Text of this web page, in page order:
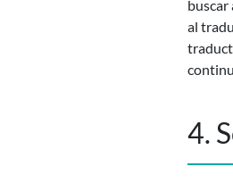
buscar
al
4.